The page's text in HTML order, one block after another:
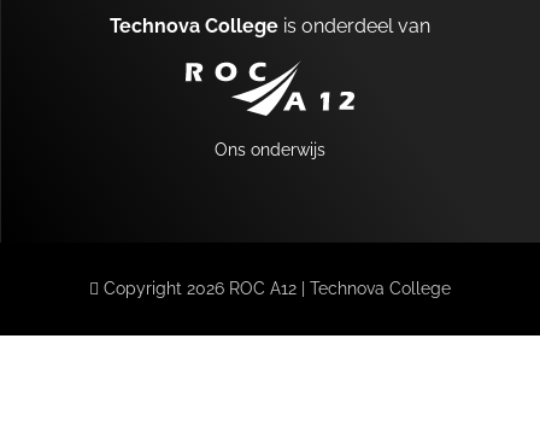
Technova College is onderdeel van
Ons onderwijs
Copyright 2026 ROC A12 | Technova College